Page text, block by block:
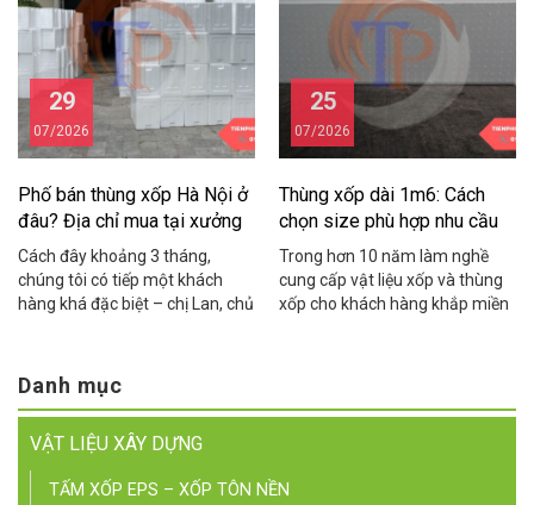
quá trình vận chuyển do dùng
thùng xốp kém chất […]
thùng rỗng nửa, nhìn không
chuyên nghiệp, […]
29
07/2026
Phố bán thùng xốp Hà Nội ở
đâu? Địa chỉ mua tại xưởng
giá rẻ
Cách đây khoảng 3 tháng,
chúng tôi có tiếp một khách
hàng khá đặc biệt – chị Lan, chủ
rằng suốt 2 năm kinh doanh, chị
toàn phải chạy xe máy ra tận
Yên Phụ để mua thùng xốp lẻ,
mỗi […]
25
07/2026
Thùng xốp dài 1m6: Cách
chọn size phù hợp nhu cầu
Trong hơn 10 năm làm nghề
cung cấp vật liệu xốp và thùng
xốp cho khách hàng khắp miền
cá, người trồng rau thủy canh,
Danh mục
VẬT LIỆU XÂY DỰNG
TẤM XỐP EPS – XỐP TÔN NỀN